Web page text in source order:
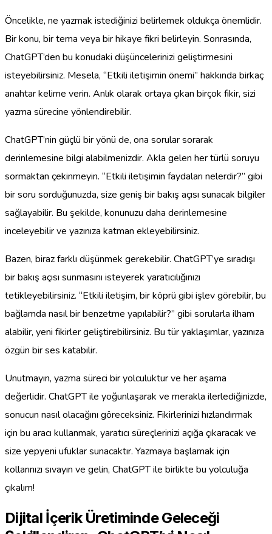
Öncelikle, ne yazmak istediğinizi belirlemek oldukça önemlidir.
Bir konu, bir tema veya bir hikaye fikri belirleyin. Sonrasında,
ChatGPT’den bu konudaki düşüncelerinizi geliştirmesini
isteyebilirsiniz. Mesela, “Etkili iletişimin önemi” hakkında birkaç
anahtar kelime verin. Anlık olarak ortaya çıkan birçok fikir, sizi
yazma sürecine yönlendirebilir.
ChatGPT’nin güçlü bir yönü de, ona sorular sorarak
derinlemesine bilgi alabilmenizdir. Akla gelen her türlü soruyu
sormaktan çekinmeyin. “Etkili iletişimin faydaları nelerdir?” gibi
bir soru sorduğunuzda, size geniş bir bakış açısı sunacak bilgiler
sağlayabilir. Bu şekilde, konunuzu daha derinlemesine
inceleyebilir ve yazınıza katman ekleyebilirsiniz.
Bazen, biraz farklı düşünmek gerekebilir. ChatGPT’ye sıradışı
bir bakış açısı sunmasını isteyerek yaratıcılığınızı
tetikleyebilirsiniz. “Etkili iletişim, bir köprü gibi işlev görebilir, bu
bağlamda nasıl bir benzetme yapılabilir?” gibi sorularla ilham
alabilir, yeni fikirler geliştirebilirsiniz. Bu tür yaklaşımlar, yazınıza
özgün bir ses katabilir.
Unutmayın, yazma süreci bir yolculuktur ve her aşama
değerlidir. ChatGPT ile yoğunlaşarak ve merakla ilerlediğinizde,
sonucun nasıl olacağını göreceksiniz. Fikirlerinizi hızlandırmak
için bu aracı kullanmak, yaratıcı süreçlerinizi açığa çıkaracak ve
size yepyeni ufuklar sunacaktır. Yazmaya başlamak için
kollarınızı sıvayın ve gelin, ChatGPT ile birlikte bu yolculuğa
çıkalım!
Dijital İçerik Üretiminde Geleceği